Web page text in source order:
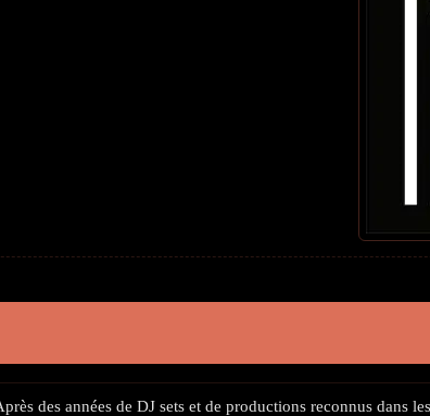
des années de DJ sets et de productions reconnus dans